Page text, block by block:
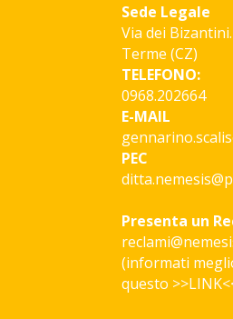
Sede Legale
Via dei
Terme (CZ)
TELEFONO:
0968.202664
E-MAIL
PEC
Presenta un
(informati
questo >>LINK